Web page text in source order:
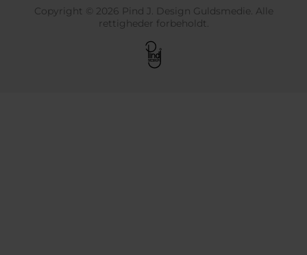
Copyright © 2026 Pind J. Design Guldsmedie. Alle
rettigheder forbeholdt.